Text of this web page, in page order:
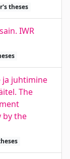
theses
IWR
ja juhtimine
The
by the